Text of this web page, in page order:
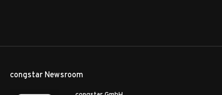
congstar Newsroom